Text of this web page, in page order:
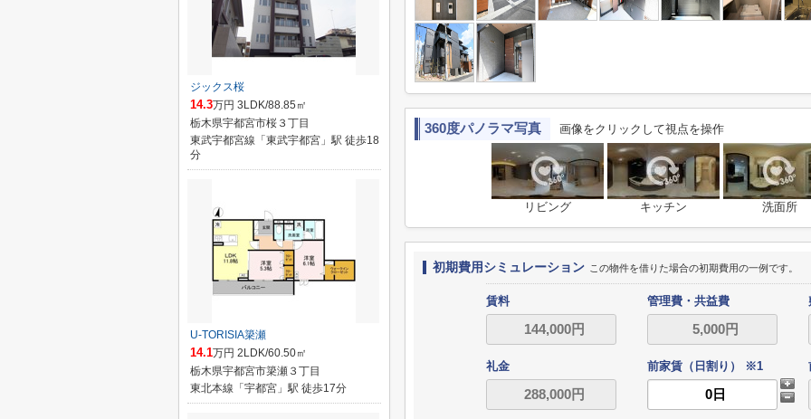
360度パノラマ写真 画像をクリックして視点を操作
リビング キッチン 洗面所
初期費用シミュレーション この物件を借りた場合の初期費用の一例です。
賃料 管理費・共益費
礼金 前家賃（日割り） ※1
ジックス桜
14.3万円 3LDK/88.85㎡
栃木県宇都宮市桜３丁目
東武宇都宮線「東武宇都宮」駅 徒歩18
分
U-TORISIA簗瀬
14.1万円 2LDK/60.50㎡
栃木県宇都宮市簗瀬３丁目
東北本線「宇都宮」駅 徒歩17分